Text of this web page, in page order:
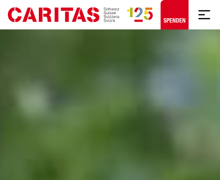
Zum Hauptinhalt springen
SPENDEN